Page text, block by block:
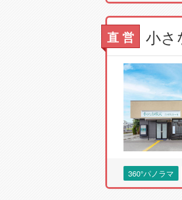
直 営
360°パノラマ